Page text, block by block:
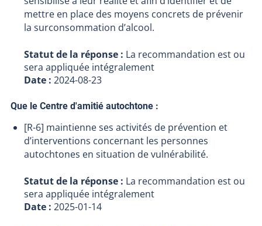
mettre en place des moyens concrets de prévenir
la surconsommation d’alcool.
Statut de la réponse : La recommandation est ou
sera appliquée intégralement
Date :2024-08-23
Que le Centre d'amitié autochtone :
[R-6] maintienne ses activités de prévention et
d’interventions concernant les personnes
autochtones en situation de vulnérabilité.
Statut de la réponse : La recommandation est ou
sera appliquée intégralement
Date :2025-01-14